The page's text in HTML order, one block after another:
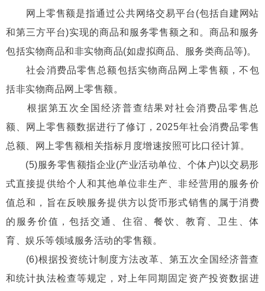
网上零售额是指通过公共网络交易平台(包括自建网站
和第三方平台)实现的商品和服务零售额之和。商品和服务
包括实物商品和非实物商品(如虚拟商品、服务类商品等)。
社会消费品零售总额包括实物商品网上零售额，不包
括非实物商品网上零售额。
根据第五次全国经济普查结果对社会消费品零售总
额、网上零售额数据进行了修订，2025年社会消费品零售
总额、网上零售额相关指标月度增速按照可比口径计算。
(5)服务零售额指企业(产业活动单位、个体户)以交易形
式直接提供给个人和其他单位非生产、非经营用的服务价
值总和，旨在反映服务提供方以货币形式销售的属于消费
的服务价值，包括交通、住宿、餐饮、教育、卫生、体
育、娱乐等领域服务活动的零售额。
(6)根据投资统计制度方法改革、第五次全国经济普查
和统计执法检查等规定，对上年同期固定资产投资数据进